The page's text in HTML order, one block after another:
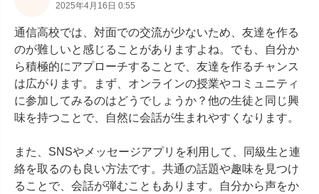
2025年4月16日 0:55
通信高校では、対面での交流が少ないため、友達を作る
のが難しいと感じることがありますよね。でも、自分か
ら積極的にアプローチすることで、友達を作るチャンス
は広がります。まず、オンラインの授業やコミュニティ
に参加してみるのはどうでしょうか？他の生徒と同じ興
味を持つことで、自然に会話が生まれやすくなります。
また、SNSやメッセージアプリを利用して、同級生と連
絡を取るのも良い方法です。共通の話題や趣味を見つけ
ることで、会話が弾むこともあります。自分から声をか